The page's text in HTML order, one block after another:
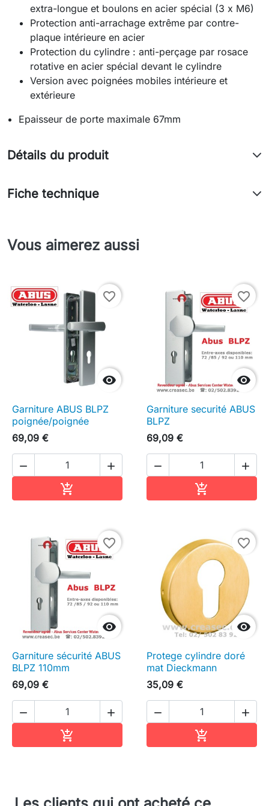
extra-longue et boulons en acier spécial (3 x M6)
Protection anti-arrachage extrême par contre-
plaque intérieure en acier
Protection du cylindre : anti-perçage par rosace
rotative en acier spécial devant le cylindre
Version avec poignées mobiles intérieure et
extérieure
Epaisseur de porte maximale 67mm
Détails du produit
Fiche technique
Vous aimerez aussi

favorite_border
Garniture ABUS BLPZ
poignée/poignée
69,09 €
 


favorite_border
Garniture securité ABUS
BLPZ
69,09 €
 


favorite_border
Garniture sécurité ABUS
BLPZ 110mm
69,09 €
 


favorite_border
Protege cylindre doré
mat Dieckmann
35,09 €
 
